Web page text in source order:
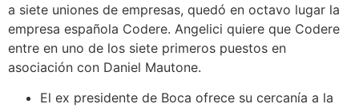
a siete uniones de empresas, quedó en octavo lugar la
empresa española Codere. Angelici quiere que Codere
entre en uno de los siete primeros puestos en
asociación con Daniel Mautone.
El ex presidente de Boca ofrece su cercanía a la